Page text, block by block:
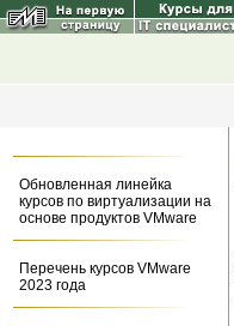
Обновленная линейка
курсов по виртуализации на
основе продуктов VMware
Перечень курсов VMware
2023 года